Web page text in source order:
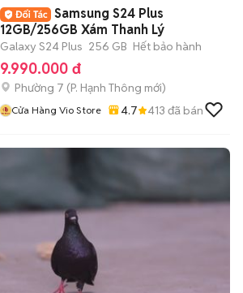
Samsung S24 Plus
12GB/256GB Xám Thanh Lý
Galaxy S24 Plus 256 GB Hết bảo hành
9.990.000 đ
Phường 7 (P. Hạnh Thông mới)
Cửa Hàng Vio Store 4.7 413 đã bán